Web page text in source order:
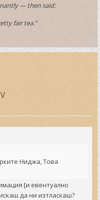
— then said:
fair tea.”
T
o
p
Ниджа, Това
[и евентуално
да ни изтласкаш?